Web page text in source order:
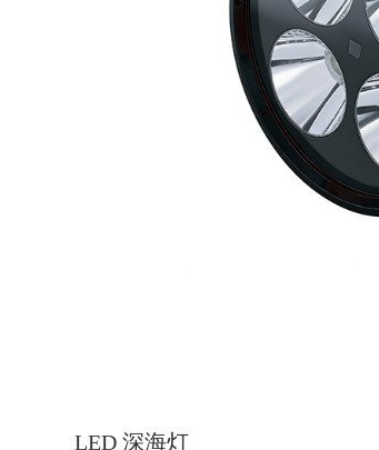
LED 深海灯